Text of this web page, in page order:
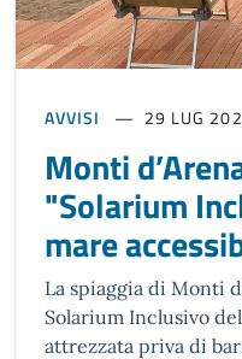
AVVISI 29 LUG
Monti
"Solarium
mare
La spiaggia di Monti
Solarium Inclusivo
attrezzata priva di